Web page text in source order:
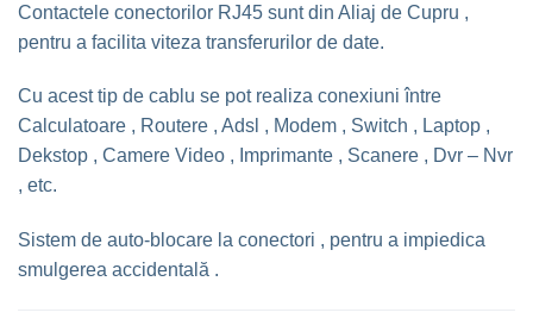
Contactele conectorilor RJ45 sunt din Aliaj de Cupru ,
pentru a facilita viteza transferurilor de date.
Cu acest tip de cablu se pot realiza conexiuni între
Calculatoare , Routere , Adsl , Modem , Switch , Laptop ,
Dekstop , Camere Video , Imprimante , Scanere , Dvr – Nvr
, etc.
Sistem de auto-blocare la conectori , pentru a impiedica
smulgerea accidentală .